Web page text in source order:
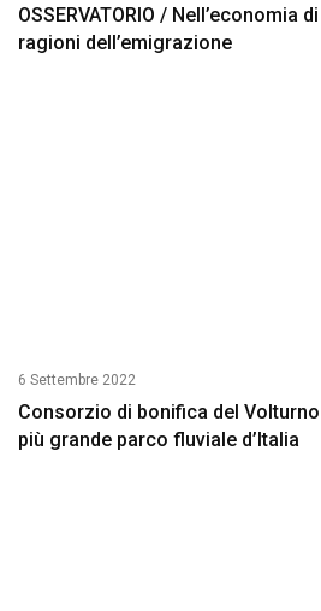
OSSERVATORIO / Nell’economia
ragioni dell’emigrazione
6 Settembre 2022
Consorzio di bonifica del
più grande parco fluviale d’Italia